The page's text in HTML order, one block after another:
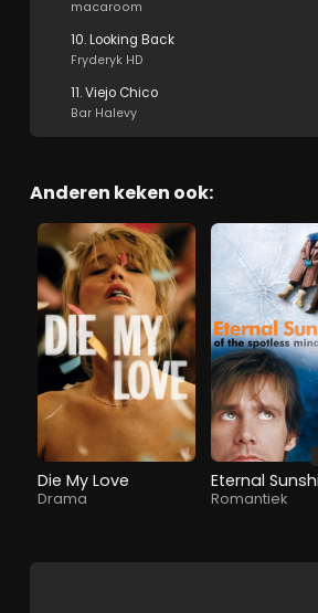
macaroom
10. Looking Back
Fryderyk HD
11. Viejo Chico
Bar Halevy
Anderen keken ook:
Die My Love
Drama Romantiek